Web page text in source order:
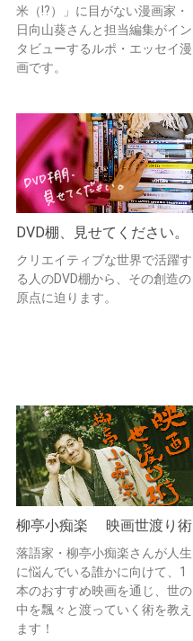
米（!?）」に目がない漫画家・
日向山葵さんと担当編集がイン
タビューするルポ・エッセイ漫
画です。
DVD棚、見せてください。
クリエイティブな世界で活躍す
る人のDVD棚から、その創造の
原点に迫ります。
柳亭小痴楽 映画世渡り術
落語家・柳亭小痴楽さんが人生
に悩んでいる誰かに向けて、1
本のおすすめ映画を通じ、世の
中を飄々と渡っていく術を教え
ます！